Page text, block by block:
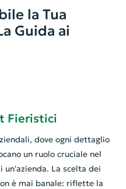
la Tua
Guida ai
Fieristici
dove ogni dettaglio
un ruolo cruciale nel
La scelta dei
è mai banale: riflette la